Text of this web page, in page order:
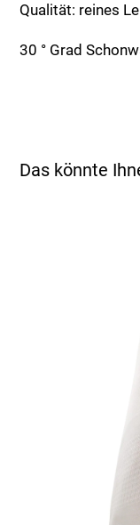
Qualität: reines
30 ° Grad
Das könnte